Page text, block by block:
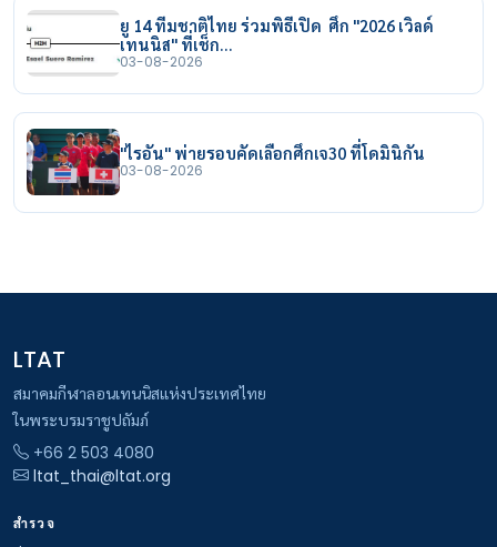
ยู 14 ทีมชาติไทย ร่วมพิธีเปิด ศึก "2026 เวิลด์
เทนนิส" ที่เช็ก…
03-08-2026
"ไรอัน" พ่ายรอบคัดเลือกศึกเจ30 ที่โดมินิกัน
03-08-2026
LTAT
สมาคมกีฬาลอนเทนนิสแห่งประเทศไทย
ในพระบรมราชูปถัมภ์
+66 2 503 4080
ltat_thai@ltat.org
สำรวจ